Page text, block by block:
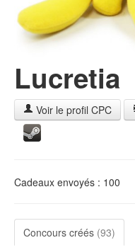
Lucretia
Voir le profil CPC
Cadeaux envoyés : 100
Concours créés (93)